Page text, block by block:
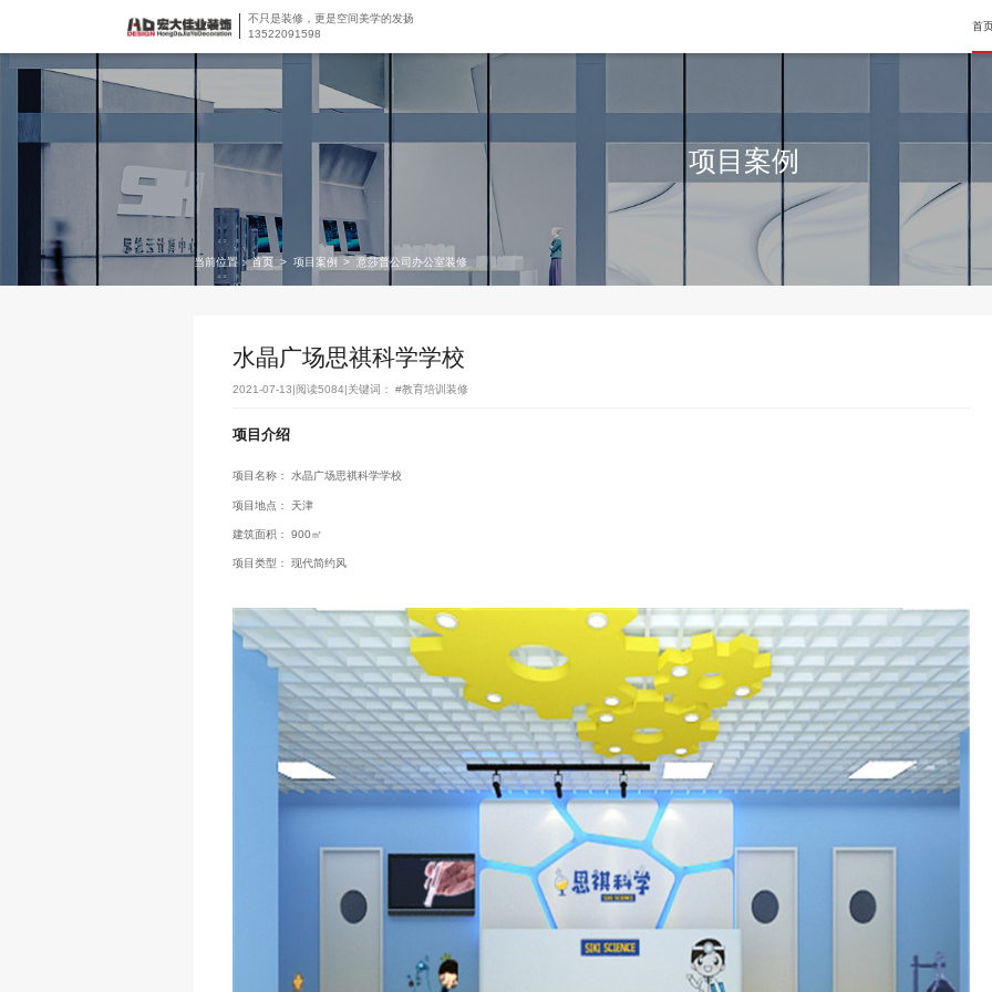
不只是装修，更是空间美学的发扬
13522091598
首
宏大佳业装饰是一站式空间装修整体解决方案提供商，专业从事办
公、餐饮、酒店、会所、教育培训及其他设计、施工、材料、强弱
电、家具、智能设备与服务的一体化企业......
宏大佳业装饰是一站式空间装修整体解决方案提供商，专业从事办
公、餐饮、酒店、会所、教育培训及其他设计、施工、材料、强弱
电、家具、智能设备与服务的一体化企业......项目案例
当前位置： 首页 > 项目案例 > 意莎普公司办公室装修
水晶广场思祺科学学校
2021-07-13|阅读5084|关键词： #教育培训装修
项目介绍
项目名称： 水晶广场思祺科学学校
项目地点： 天津
建筑面积： 900㎡
项目类型： 现代简约风